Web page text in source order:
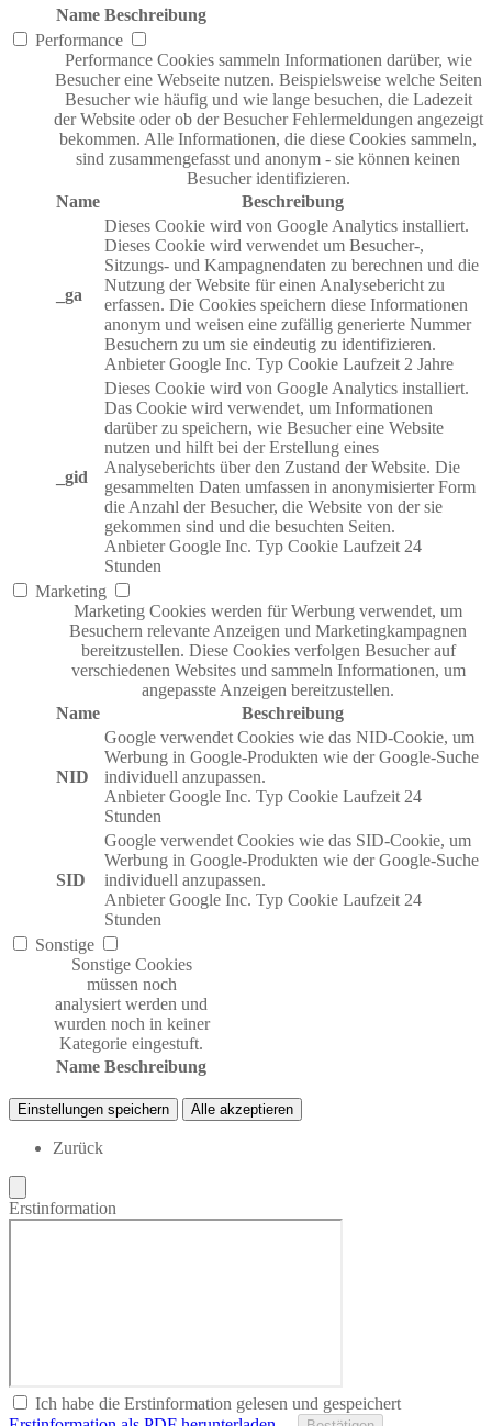
Name Beschreibung
Performance
Performance Cookies sammeln Informationen darüber, wie
Besucher eine Webseite nutzen. Beispielsweise welche Seiten
Besucher wie häufig und wie lange besuchen, die Ladezeit
der Website oder ob der Besucher Fehlermeldungen angezeigt
bekommen. Alle Informationen, die diese Cookies sammeln,
sind zusammengefasst und anonym - sie können keinen
Besucher identifizieren.
Name
Beschreibung
_ga
Dieses Cookie wird von Google Analytics installiert.
Dieses Cookie wird verwendet um Besucher-,
Sitzungs- und Kampagnendaten zu berechnen und die
Nutzung der Website für einen Analysebericht zu
erfassen. Die Cookies speichern diese Informationen
anonym und weisen eine zufällig generierte Nummer
Besuchern zu um sie eindeutig zu identifizieren.
Anbieter Google Inc. Typ Cookie Laufzeit 2 Jahre
_gid
Dieses Cookie wird von Google Analytics installiert.
Das Cookie wird verwendet, um Informationen
darüber zu speichern, wie Besucher eine Website
nutzen und hilft bei der Erstellung eines
Analyseberichts über den Zustand der Website. Die
gesammelten Daten umfassen in anonymisierter Form
die Anzahl der Besucher, die Website von der sie
gekommen sind und die besuchten Seiten.
Anbieter Google Inc. Typ Cookie Laufzeit 24
Stunden
Marketing
Marketing Cookies werden für Werbung verwendet, um
Besuchern relevante Anzeigen und Marketingkampagnen
bereitzustellen. Diese Cookies verfolgen Besucher auf
verschiedenen Websites und sammeln Informationen, um
angepasste Anzeigen bereitzustellen.
Name
Beschreibung
NID
Google verwendet Cookies wie das NID-Cookie, um
Werbung in Google-Produkten wie der Google-Suche
individuell anzupassen.
Anbieter Google Inc. Typ Cookie Laufzeit 24
Stunden
SID
Google verwendet Cookies wie das SID-Cookie, um
Werbung in Google-Produkten wie der Google-Suche
individuell anzupassen.
Anbieter Google Inc. Typ Cookie Laufzeit 24
Stunden
Sonstige
Sonstige Cookies
müssen noch
analysiert werden und
wurden noch in keiner
Kategorie eingestuft.
Name Beschreibung
Einstellungen speichern Alle akzeptieren
Zurück
Erstinformation
Ich habe die Erstinformation gelesen und gespeichert